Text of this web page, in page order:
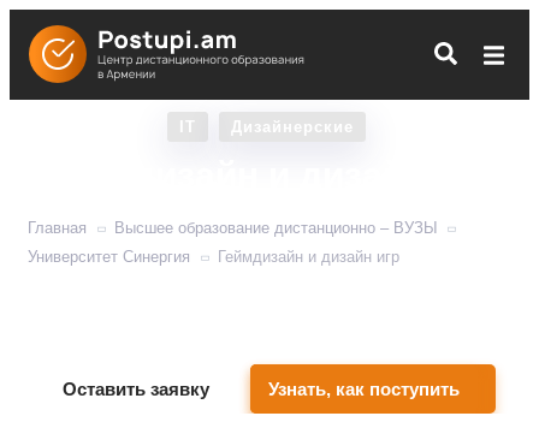
IT Дизайнерские
Главная
Высшее образование дистанционно – ВУЗЫ
Университет Синергия
Геймдизайн и дизайн игр
Оставить заявку Узнать, как поступить